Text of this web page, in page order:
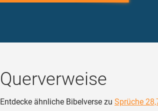
Querverweise
Entdecke ähnliche Bibelverse zu Sprüche